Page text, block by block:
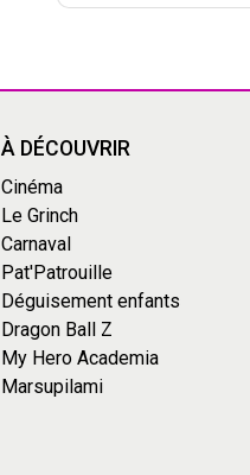
À DÉCOUVRIR
Cinéma
Le Grinch
Carnaval
Pat'Patrouille
Déguisement enfants
Dragon Ball Z
My Hero Academia
Marsupilami